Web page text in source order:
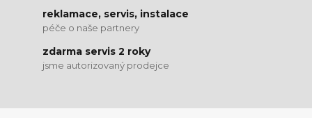
reklamace, servis, instalace
péče o naše partnery
zdarma servis 2 roky
jsme autorizovaný prodejce